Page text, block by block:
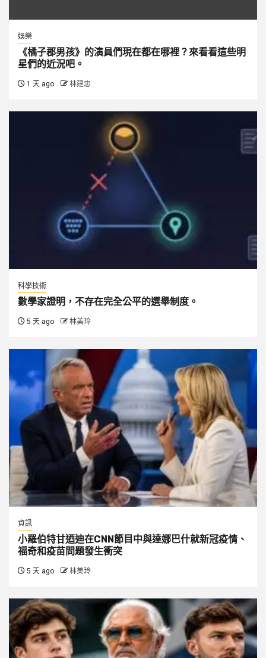
娛樂
《橘子郡男孩》的演員們現在都在哪裡？來看看這些明
星們的近況吧。
1 天 ago 林建忠
科學技術
數學家證明，不存在完全公平的選舉制度。
5 天 ago 林美玲
資訊
小羅伯特甘迺迪在CNN節目中與達娜巴什就新冠疫情、
福奇和疫苗問題發生衝突
5 天 ago 林美玲